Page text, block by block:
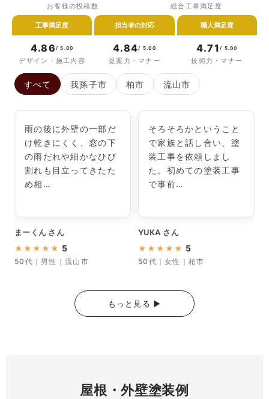
お客様の投稿数 総合工事満足度
工事満足度
4.86 / 5.00
デザイン・施工内容
担当者の対応
4.84/ 5.00
提案力・マナー
職人満足度
4.71 / 5.00
技術力・マナー
すべて 我孫子市 柏市 流山市
雨の後に外壁の一部だ
け乾きにくく、窓の下
の雨だれや細かなひび
割れも目立ってきたた
め相…
まーくん さん
★ ★ ★ ★ ★ 5
50代｜男性｜流山市
そろそろかということ
で家族と話し合い、塗
装工事を依頼しまし
た。初めての塗装工事
で事前…
YUKA さん
★ ★ ★ ★ ★ 5
50代｜女性｜柏市
もっと見る ▶︎
屋根・外壁塗装例